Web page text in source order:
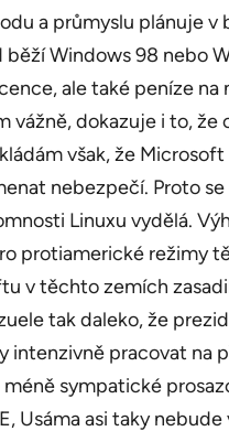
a průmyslu plánuje
Windows 98 nebo
ale také peníze
dokazuje i to,
však, že
nebezpečí. Proto
Linuxu vydělá.
protiamerické
v těchto zemích
tak daleko, že
pracovat na
sympatické
asi taky